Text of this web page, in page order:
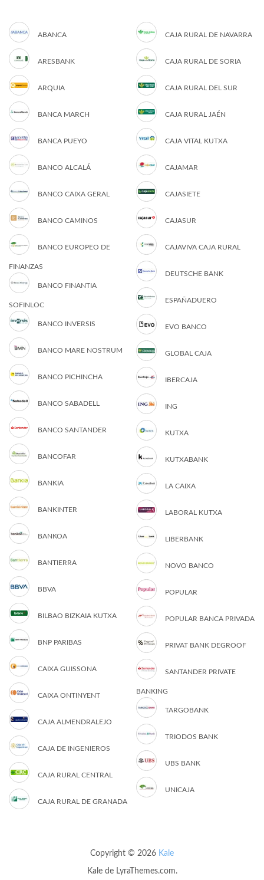
ABANCA
ARESBANK
ARQUIA
BANCA MARCH
BANCA PUEYO
BANCO ALCALÁ
BANCO CAIXA GERAL
BANCO CAMINOS
BANCO EUROPEO DE
FINANZAS
BANCO FINANTIA
SOFINLOC
BANCO INVERSIS
BANCO MARE NOSTRUM
BANCO PICHINCHA
BANCO SABADELL
BANCO SANTANDER
BANCOFAR
BANKIA
BANKINTER
BANKOA
BANTIERRA
BBVA
BILBAO BIZKAIA KUTXA
BNP PARIBAS
CAIXA GUISSONA
CAIXA ONTINYENT
CAJA ALMENDRALEJO
CAJA DE INGENIEROS
CAJA RURAL CENTRAL
CAJA RURAL DE GRANADA
CAJA RURAL DE NAVARRA
CAJA RURAL DE SORIA
CAJA RURAL DEL SUR
CAJA RURAL JAÉN
CAJA VITAL KUTXA
CAJAMAR
CAJASIETE
CAJASUR
CAJAVIVA CAJA RURAL
DEUTSCHE BANK
ESPAÑADUERO
EVO BANCO
GLOBAL CAJA
IBERCAJA
ING
KUTXA
KUTXABANK
LA CAIXA
LABORAL KUTXA
LIBERBANK
NOVO BANCO
POPULAR
POPULAR BANCA PRIVADA
PRIVAT BANK DEGROOF
SANTANDER PRIVATE
BANKING
TARGOBANK
TRIODOS BANK
UBS BANK
UNICAJA
Copyright © 2026 Kale
Kalede LyraThemes.com.